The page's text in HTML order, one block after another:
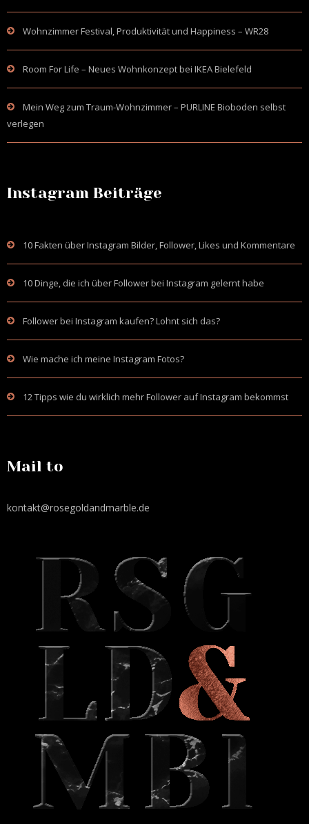
Wohnzimmer Festival, Produktivität und Happiness – WR28
Room For Life – Neues Wohnkonzept bei IKEA Bielefeld
Mein Weg zum Traum-Wohnzimmer – PURLINE Bioboden selbst
verlegen
Instagram Beiträge
10 Fakten über Instagram Bilder, Follower, Likes und Kommentare
10 Dinge, die ich über Follower bei Instagram gelernt habe
Follower bei Instagram kaufen? Lohnt sich das?
Wie mache ich meine Instagram Fotos?
12 Tipps wie du wirklich mehr Follower auf Instagram bekommst
Mail to
kontakt@rosegoldandmarble.de